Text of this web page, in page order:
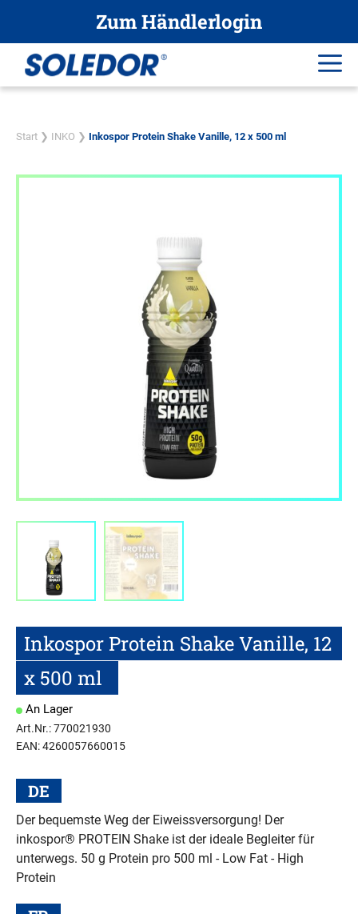
springen
Zum Händlerlogin
Start ❯ INKO ❯ Inkospor Protein Shake Vanille, 12 x 500 ml
Inkospor Protein Shake Vanille, 12
x 500 ml
An Lager
Art.Nr.: 770021930
EAN: 4260057660015
DE
Der bequemste Weg der Eiweissversorgung! Der
inkospor® PROTEIN Shake ist der ideale Begleiter für
unterwegs. 50 g Protein pro 500 ml - Low Fat - High
Protein